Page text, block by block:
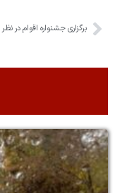
برگزاری جشنواره اقوام در نظر